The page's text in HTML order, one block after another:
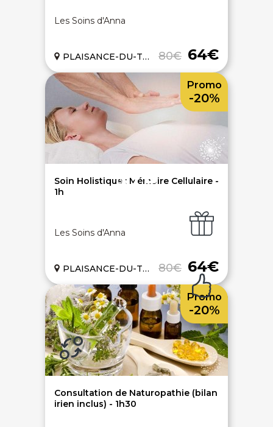
Les Soins d'Anna
80€ 64€
PLAISANCE-DU-TOUCH (31)
Soin Holistique : Mémoire Cellulaire -
1h
Les Soins d'Anna
80€ 64€
PLAISANCE-DU-TOUCH (31)
Promo
-20%
Consultation de Naturopathie (bilan
irien inclus) - 1h30
Promo
-20%
SERVICE CLIENTS LeBienEtre.fr
Notre service client est ouvert du lundi au vendredi
de 9h à 12h30 et de 14h à 18h
DEVENIR PARTENAIRE
Proposer mon établissement
Témoignages partenaires
RECRUTEMENT
Ouvrir une agence LeBienEtre.fr
Livraison gratuite 94% de satisfaits
Échange 1 an